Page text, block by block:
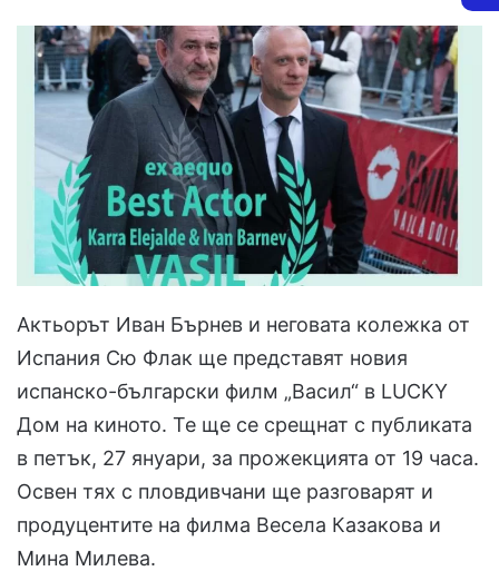
Актьорът Иван Бърнев и неговата колежка от
Испания Сю Флак ще представят новия
испанско-български филм „Васил“ в LUCKY
Дом на киното. Те ще се срещнат с публиката
в петък, 27 януари, за прожекцията от 19 часа.
Освен тях с пловдивчани ще разговарят и
продуцентите на филма Весела Казакова и
Мина Милева.